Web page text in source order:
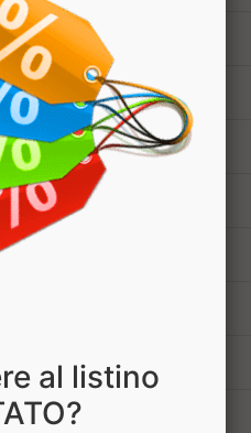
Grassi
Carboidrati
di cui zuccheri
Fibre
Caffeina
Taurina
al listino